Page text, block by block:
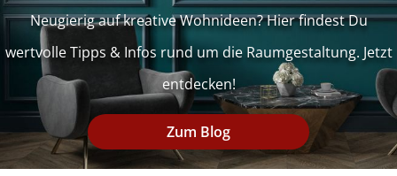
Neugierig auf kreative Wohnideen? Hier findest Du
wertvolle Tipps & Infos rund um die Raumgestaltung. Jetzt
entdecken!
Zum Blog